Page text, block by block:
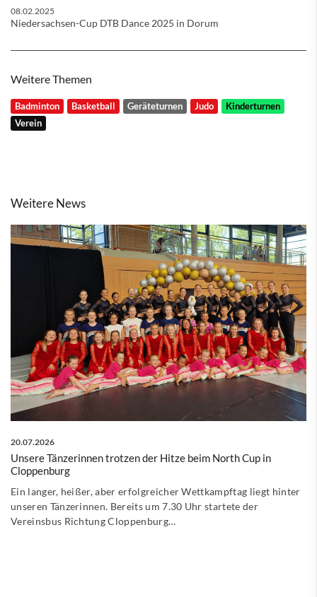
08.02.2025
Niedersachsen-Cup DTB Dance 2025 in Dorum
Weitere Themen
Badminton Basketball Geräteturnen Judo
Kinderturnen
Verein
Weitere News
20.07.2026
Unsere Tänzerinnen trotzen der Hitze beim North Cup in
Cloppenburg
Ein langer, heißer, aber erfolgreicher Wettkampftag liegt hinter
unseren Tänzerinnen. Bereits um 7.30 Uhr startete der
Vereinsbus Richtung Cloppenburg…